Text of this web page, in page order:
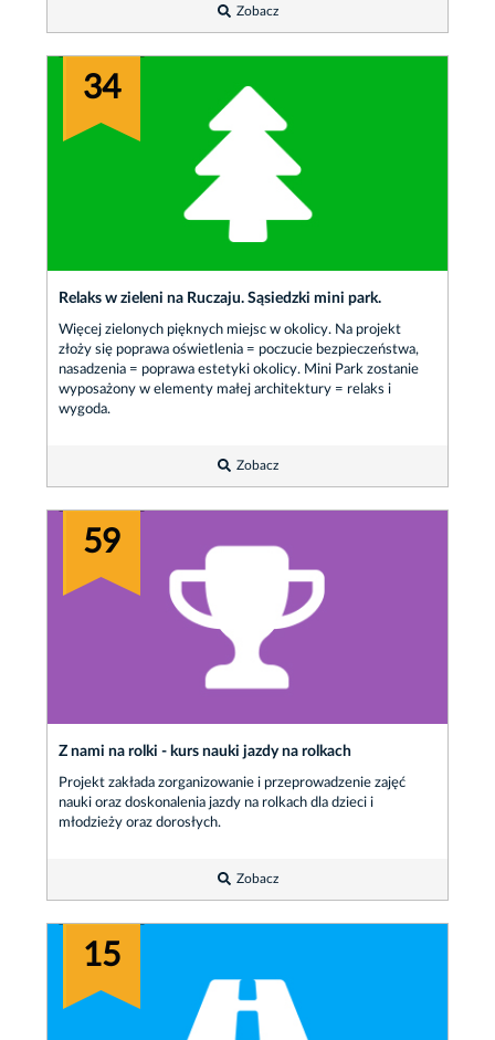
Zobacz
34
Relaks w zieleni na Ruczaju. Sąsiedzki mini park.
Więcej zielonych pięknych miejsc w okolicy. Na projekt
złoży się poprawa oświetlenia = poczucie bezpieczeństwa,
nasadzenia = poprawa estetyki okolicy. Mini Park zostanie
wyposażony w elementy małej architektury = relaks i
wygoda.
Zobacz
59
Z nami na rolki - kurs nauki jazdy na rolkach
Projekt zakłada zorganizowanie i przeprowadzenie zajęć
nauki oraz doskonalenia jazdy na rolkach dla dzieci i
młodzieży oraz dorosłych.
Zobacz
15